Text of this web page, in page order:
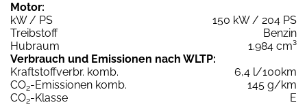
Motor:
kW / PS
150 kW / 204 PS
Treibstoff
Benzin
Hubraum
1.984 cm³
Verbrauch und Emissionen nach WLTP:
Kraftstoffverbr. komb.
6,4 l/100km
CO2-Emissionen komb.
145 g/km
CO2-Klasse
E